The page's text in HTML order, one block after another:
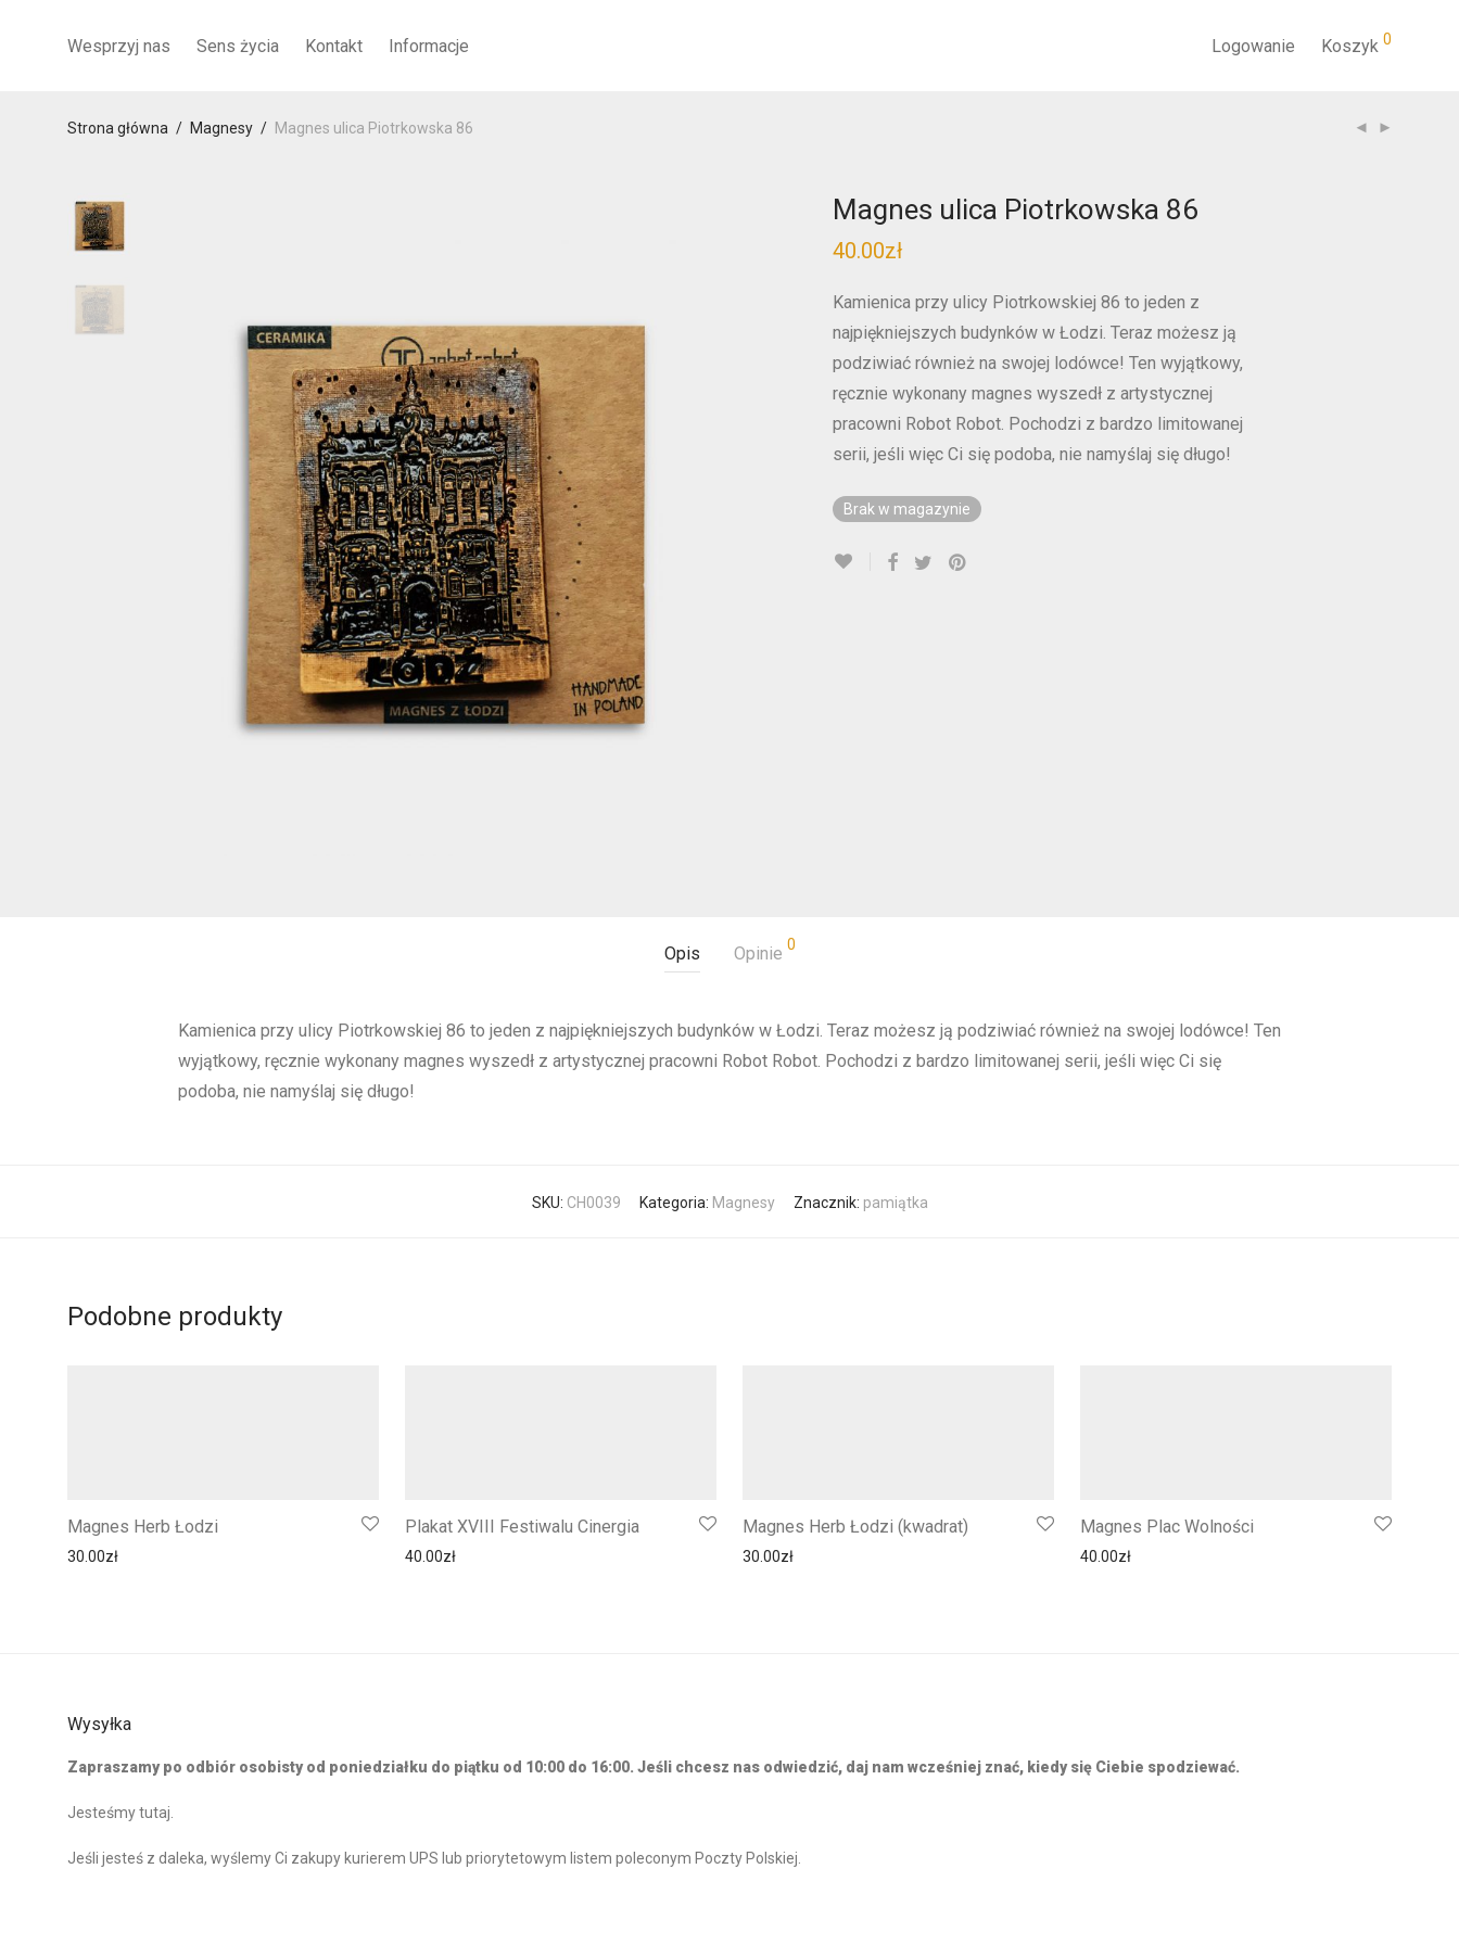
Wesprzyj nas Sens życia Kontakt Informacje Logowanie Koszyk 0
Strona główna / Magnesy / Magnes ulica Piotrkowska 86
Magnes ulica Piotrkowska 86
40.00zł
Kamienica przy ulicy Piotrkowskiej 86 to jeden z
najpiękniejszych budynków w Łodzi. Teraz możesz ją
podziwiać również na swojej lodówce! Ten wyjątkowy,
ręcznie wykonany magnes wyszedł z artystycznej
pracowni Robot Robot. Pochodzi z bardzo limitowanej
serii, jeśli więc Ci się podoba, nie namyślaj się długo!
Brak w magazynie
Opis Opinie 0
Kamienica przy ulicy Piotrkowskiej 86 to jeden z najpiękniejszych budynków w Łodzi. Teraz możesz ją podziwiać również na swojej lodówce! Ten
wyjątkowy, ręcznie wykonany magnes wyszedł z artystycznej pracowni Robot Robot. Pochodzi z bardzo limitowanej serii, jeśli więc Ci się
podoba, nie namyślaj się długo!
SKU: CH0039 Kategoria: Magnesy Znacznik: pamiątka
Podobne produkty
Magnes Herb Łodzi
30.00zł
Plakat XVIII Festiwalu Cinergia
40.00zł
Magnes Herb Łodzi (kwadrat)
30.00zł
Magnes Plac Wolności
40.00zł
Wysyłka
Zapraszamy po odbiór osobisty od poniedziałku do piątku od 10:00 do 16:00. Jeśli chcesz nas odwiedzić, daj nam wcześniej znać, kiedy się Ciebie spodziewać.
Jesteśmy tutaj
Jeśli jesteś z daleka, wyślemy Ci zakupy kurierem UPS lub priorytetowym listem poleconym Poczty Polskiej.